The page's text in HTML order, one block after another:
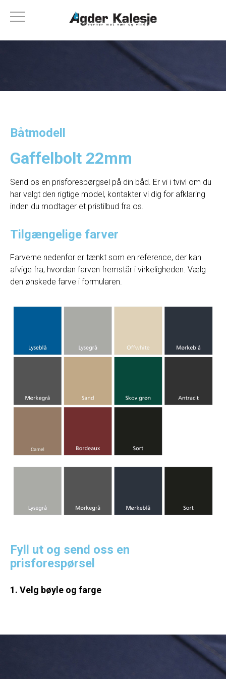
Båtmodell
Gaffelbolt 22mm
Send os en prisforespørgsel på din båd. Er vi i tvivl om du
har valgt den rigtige model, kontakter vi dig for afklaring
inden du modtager et pristilbud fra os.
Tilgængelige farver
Farverne nedenfor er tænkt som en reference, der kan
afvige fra, hvordan farven fremstår i virkeligheden. Vælg
den ønskede farve i formularen.
Fyll ut og send oss en
prisforespørsel
1. Velg bøyle og farge